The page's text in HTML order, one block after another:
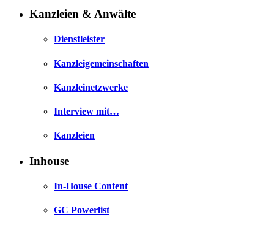
Kanzleien & Anwälte
Dienstleister
Kanzleigemeinschaften
Kanzleinetzwerke
Interview mit…
Kanzleien
Inhouse
In-House Content
GC Powerlist